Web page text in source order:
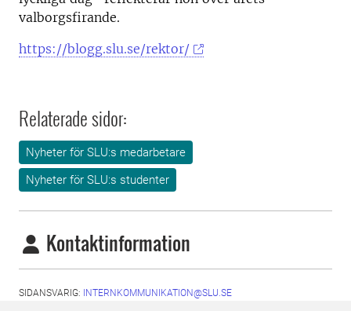
valborgsfirande.
https://blogg.slu.se/rektor/
Relaterade sidor:
Nyheter för SLU:s medarbetare
Nyheter för SLU:s studenter
Kontaktinformation
SIDANSVARIG: INTERNKOMMUNIKATION@SLU.SE